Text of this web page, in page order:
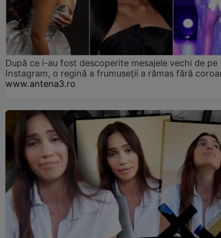
După ce i-au fost descoperite mesajele vechi de pe
Instagram, o regină a frumuseții a rămas fără
www.antena3.ro